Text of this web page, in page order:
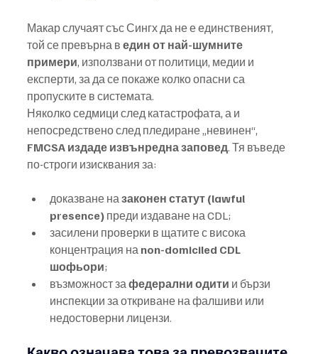
Макар случаят със Сингх да не е единственият,
той се превърна в един от най-шумните
примери, използвани от политици, медии и
експерти, за да се покаже колко опасни са
пропуските в системата.
Няколко седмици след катастрофата, а и
непосредствено след пледиране „невинен“,
FMCSA издаде извънредна заповед. Тя въведе
по-строги изисквания за:
доказване на законен статут (lawful
presence) преди издаване на CDL;
засилени проверки в щатите с висока
концентрация на non-domiciled CDL
шофьори;
възможност за федерални одити и бързи
инспекции за откриване на фалшиви или
недостоверни лицензи.